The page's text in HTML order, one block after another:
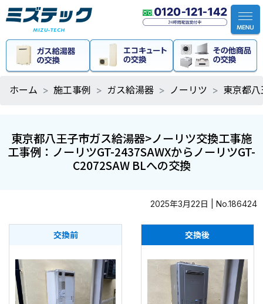
ホーム 施工事例 ガス給湯器 ノーリツ 東京都
東京都八王子市ガス給湯器>ノーリツ交換工事施
工事例：ノーリツGT-2437SAWXからノーリツGT-
C2072SAW BLへの交換
2025年3月22日 | No.186424
交換前 交換後